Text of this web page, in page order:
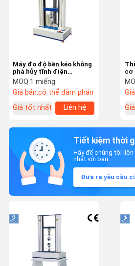
Máy đo độ bền kéo không
phá hủy tĩnh điện
Universal Tensile
Strength Tester
MOQ:1 miếng
Giá bán:có thể đàm phán
Giá tốt nhất
Liên hệ
cơ
Tiết kiệm thời
Hãy để chúng tôi
nhất với bạn.
Đưa ra yêu cầu